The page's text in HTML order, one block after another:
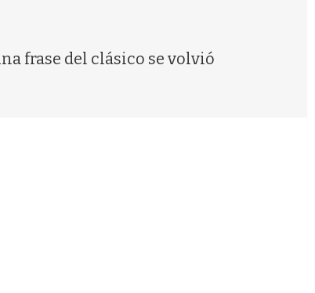
frase del clásico se volvió